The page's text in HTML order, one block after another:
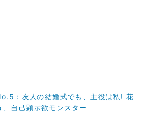
：友人の結婚式でも、主役は私! 花
自己顕示欲モンスター